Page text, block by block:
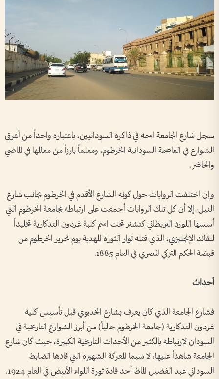
سجل شارع الجامعة اسمه في ذاكرة السودانيين، باعتباره واحداً من أعرق
الشوارع في العاصمة السودانية الخرطوم، ومعلماً بارزاً من معالمها في الماضي
والحاضر.
وإن اختلفت الروايات حول كونه الشارع الأقدم في الخرطوم بجانب شارع
النيل، إلا أن كل تلك الروايات أجمعت على ارتباطه بجامعة الخرطوم التي
أسسها اللورد البريطاني كتشنر تحت اسم كلية غردون التذكارية تخليداً
للقائد الإنجليزي، الذي قتله ثوار الثورة المهدية يوم تحرير الخرطوم من
قبضة الحكم التركي المصري في العام 1885.
أحداث
فشارع الجامعة الذي كان يعرف بشارع الخديوي قبل تأسيس كلية
غردون التذكارية (جامعة الخرطوم حالياً) من أبرز الشوارع التاريخية في
السودان لارتباطه بالكثير من الأحداث التاريخية الكبيرة، حيث كان شارع
الجامعة شاهداً عليها، لا سيما المعركة الشهيرة التي قادها الضابط
السوداني عبد الفضيل الماظ أحد قادة ثورة اللواء الأبيض في العام 1924.